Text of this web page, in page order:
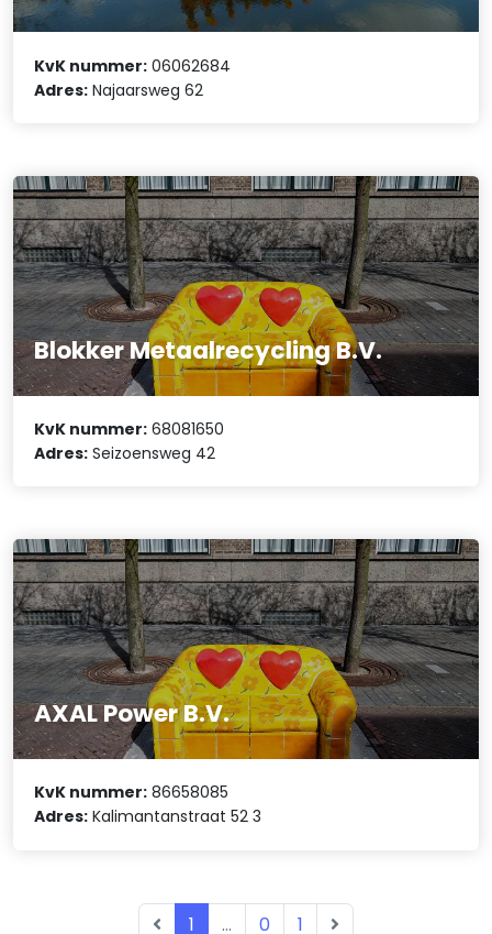
KvK nummer: 06062684
Adres: Najaarsweg 62
Blokker Metaalrecycling B.V.
KvK nummer: 68081650
Adres: Seizoensweg 42
AXAL Power B.V.
KvK nummer: 86658085
Adres: Kalimantanstraat 52 3
1 ... 0 1